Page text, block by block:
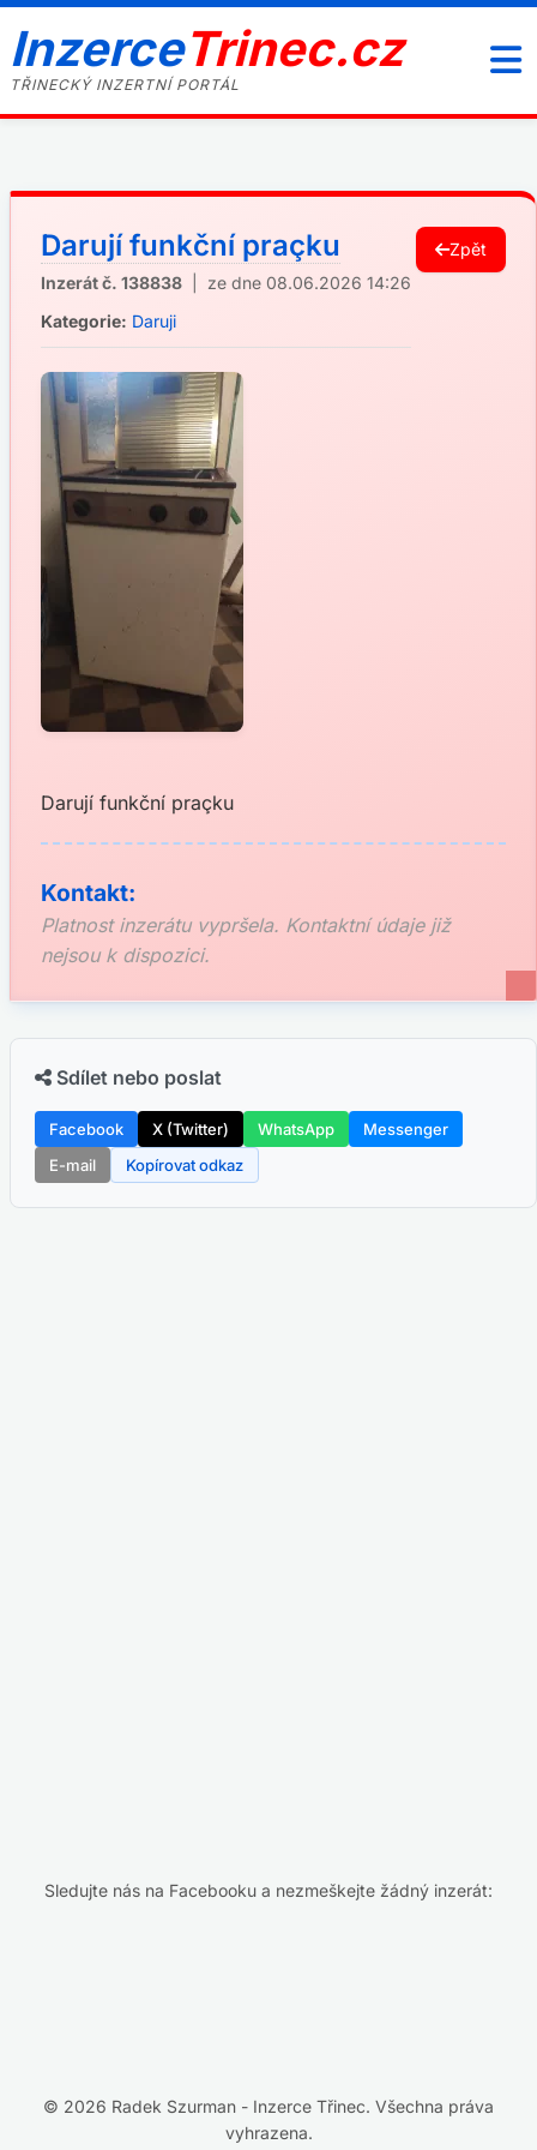
InzerceTrinec.cz
TŘINECKÝ INZERTNÍ PORTÁL
Darují funkční praçku
Inzerát č. 138838 | ze dne 08.06.2026 14:26
Kategorie: Daruji
Zpět
Darují funkční praçku
Kontakt:
Platnost inzerátu vypršela. Kontaktní údaje již
nejsou k dispozici.
Sdílet nebo poslat
Facebook X (Twitter) WhatsApp
Messenger
E-mail
Kopírovat odkaz
Sledujte nás na Facebooku a nezmeškejte žádný inzerát:
© 2026 Radek Szurman - Inzerce Třinec. Všechna práva
vyhrazena.